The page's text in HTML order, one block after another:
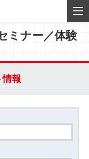
ミナー／体験
報